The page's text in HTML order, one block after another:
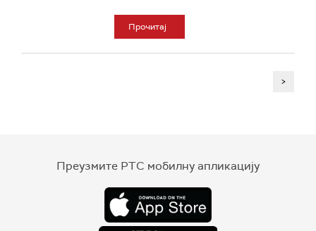
Прочитај
>
Преузмите РТС мобилну апликацију